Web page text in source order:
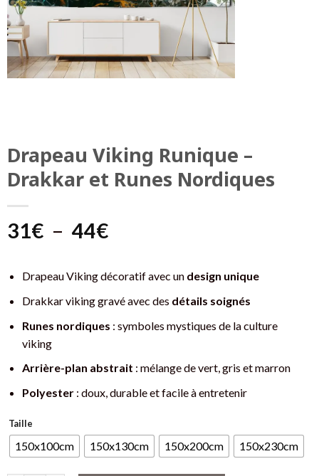
Drapeau Viking Runique –
Drakkar et Runes Nordiques
31€ – 44€Plage
prix :
à
44€
Drapeau Viking décoratif avec un design unique
Drakkar viking gravé avec des détails soignés
Runes nordiques : symboles mystiques de la culture
viking
Arrière-plan abstrait : mélange de vert, gris et marron
Polyester: doux, durable et facile à entretenir
Taille
150x100cm 150x130cm 150x200cm 150x230cm